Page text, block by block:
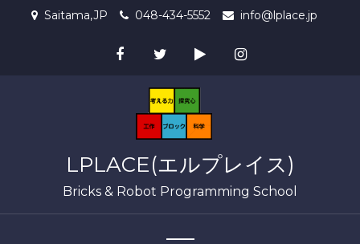
Saitama,JP 048-434-5552 info@lplace.jp
LPLACE(エルプレイス)
Bricks & Robot Programming School